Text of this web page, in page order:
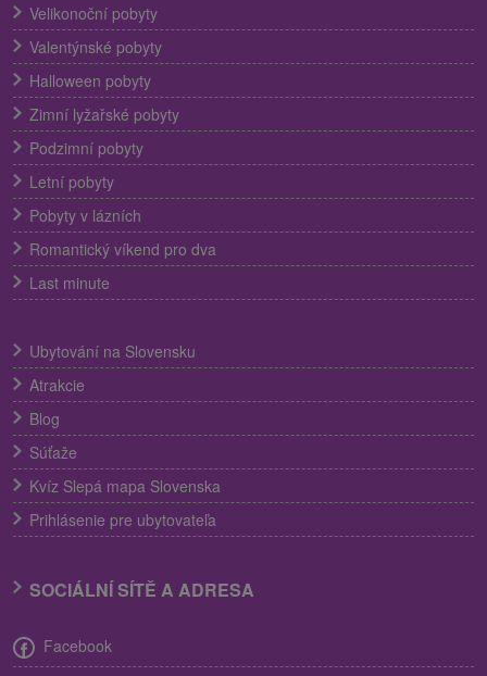
Velikonoční pobyty
Valentýnské pobyty
Halloween pobyty
Zimní lyžařské pobyty
Podzimní pobyty
Letní pobyty
Pobyty v lázních
Romantický víkend pro dva
Last minute
Ubytování na Slovensku
Atrakcie
Blog
Súťaže
Kvíz Slepá mapa Slovenska
Prihlásenie pre ubytovateľa
SOCIÁLNÍ SÍTĚ A ADRESA
Facebook